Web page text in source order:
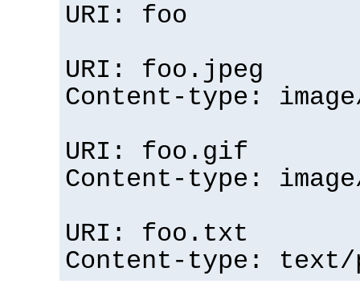
URI: foo
URI: foo.jpeg
Content-type:
URI: foo.gif
Content-type:
URI: foo.txt
Content-type: